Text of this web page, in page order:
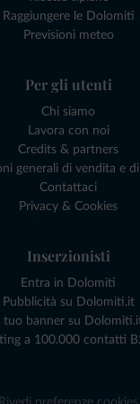
Raggiungere le Dolomiti
Previsioni meteo
Per gli utenti
Chi siamo
Lavora con noi
Credits & partners
generali di vendita e
Contattaci
Privacy & Cookies
Inserzionisti
Entra in Dolomiti
Pubblicità su Dolomiti.it
Il tuo banner su
a 100.000 contatti